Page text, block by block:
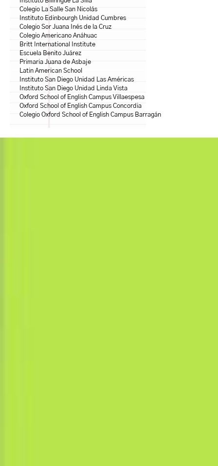
Colegio La Salle San Nicolás
Instituto Edinbourgh Unidad Cumbres
Colegio Sor Juana Inés de la Cruz
Colegio Americano Anáhuac
Britt International Institute
Escuela Benito Juárez
Primaria Juana de Asbaje
Latin American School
Instituto San Diego Unidad Las Américas
Instituto San Diego Unidad Linda Vista
Oxford School of English Campus Villaespesa
Oxford School of English Campus Concordia
Colegio Oxford School of English Campus Barragán